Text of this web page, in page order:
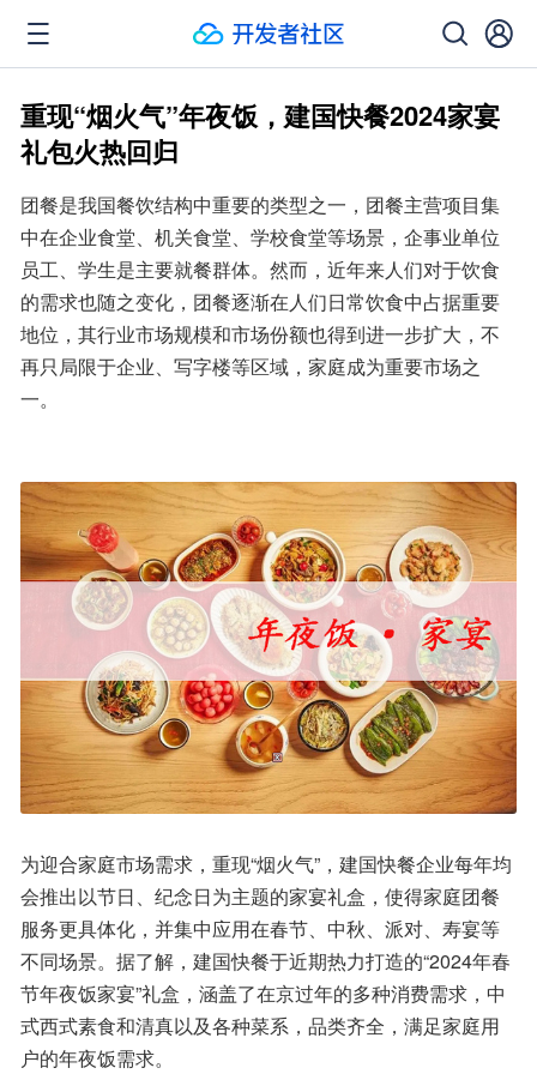
重现“烟火气”年夜饭，建国快餐2024家宴
礼包火热回归
团餐是我国餐饮结构中重要的类型之一，团餐主营项目集
中在企业食堂、机关食堂、学校食堂等场景，企事业单位
员工、学生是主要就餐群体。然而，近年来人们对于饮食
的需求也随之变化，团餐逐渐在人们日常饮食中占据重要
地位，其行业市场规模和市场份额也得到进一步扩大，不
再只局限于企业、写字楼等区域，家庭成为重要市场之
一。
为迎合家庭市场需求，重现“烟火气”，建国快餐企业每年均
会推出以节日、纪念日为主题的家宴礼盒，使得家庭团餐
服务更具体化，并集中应用在春节、中秋、派对、寿宴等
不同场景。据了解，建国快餐于近期热力打造的“2024年春
节年夜饭家宴”礼盒，涵盖了在京过年的多种消费需求，中
式西式素食和清真以及各种菜系，品类齐全，满足家庭用
户的年夜饭需求。